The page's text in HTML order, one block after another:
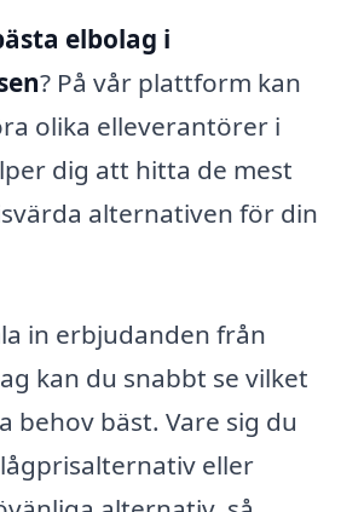
elbolag i
? På vår plattform kan
olika elleverantörer i
dig att hitta de mest
alternativen för din
in erbjudanden från
kan du snabbt se vilket
behov bäst. Vare sig du
eller